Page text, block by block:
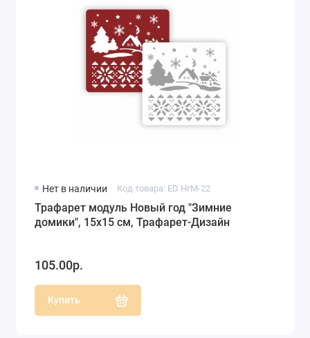
Нет в наличии Код товара: ED НгМ-22
Трафарет модуль Новый год "Зимние
домики", 15х15 см, Трафарет-Дизайн
105.00р.
Купить